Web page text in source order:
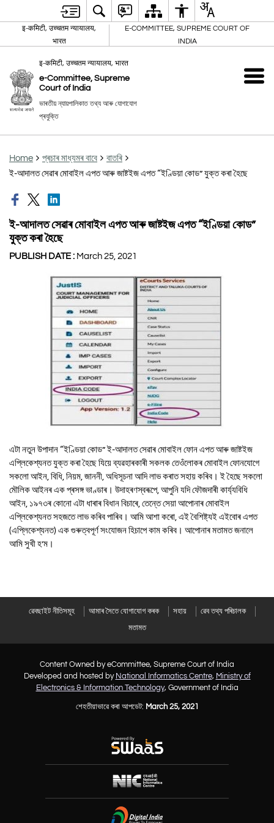
इ-कमिटी, उच्चतम न्यायालय,
भारत
E-COMMITTEE, SUPREME COURT OF
INDIA
इ-कमिटी, उच्चतम न्यायालय, भारत
e-Committee, Supreme
Court of India
ভাৰতীয় ন্যায়পালিকাত তথ্য আৰু যোগাযোগ
প্ৰযুক্তি
Home প্ৰচাৰ মাধ্যমৰ বাবে
বাতৰি
ই-আদালত সেৱাৰ মোবাইল এপত আৰু জাষ্টইজ এপত “ইণ্ডিয়া কোড” যুক্ত কৰা হৈছে
ই-আদালত সেৱাৰ মোবাইল এপত আৰু জাষ্টইজ এপত “ইণ্ডিয়া কোড”
যুক্ত কৰা হৈছে
PUBLISH DATE : March 25, 2021
এটা নতুন উপাদান “ইণ্ডিয়া কোড” ই-আদালত সেৱাৰ মোবাইল ফোন এপত আৰু জাষ্টইজ
এপ্লিকেশ্যনত যুক্ত কৰা হৈছে যিয়ে ব্যৱহাৰকাৰী সকলক তেওঁলোকৰ মোবাইল ফোনযোগে
সকলো আইন, বিধি, নিয়ম, জাননী, অধিসূচনা আদি লাভ কৰাত সহায় কৰিব। ই হৈছে সকলো
মৌলিক আইনৰ এক প্ৰসঙ্গ ভাণ্ডাৰ। উদাহৰণস্বৰূপে, আপুনি যদি ফৌজদাৰী কাৰ্য্যবিধি
আইন, ১৯৭৩ৰ কোনো এটা ধাৰাৰ বিধান বিচাৰে, তেন্তে সেয়া আপোনাৰ মোবাইল
এপ্লিকেশ্যনত সহজতে লাভ কৰিব পাৰিব। আমি আশা কৰো, এই বৈশিষ্ট্যই এইবোৰ এপত
(এপ্লিকেশ্যনত) এক গুৰুত্বপূৰ্ণ সংযোজন হিচাপে কাম কৰিব। আপোনাৰ মতামত জনালে
আমি সুখী হ’ম।
ৱেবছাইট নীতিসমূহ আমাৰ সৈতে যোগাযোগ কৰক সহায়
ৱেব তথ্য পৰিচালক
মতামত
Content Owned by eCommittee, Supreme Court of India
Developed and hosted by National Informatics Centre, Ministry of
Electronics & Information Technology, Government of India
শেহতীয়াভাৱে কৰা আপডেট: March 25, 2021